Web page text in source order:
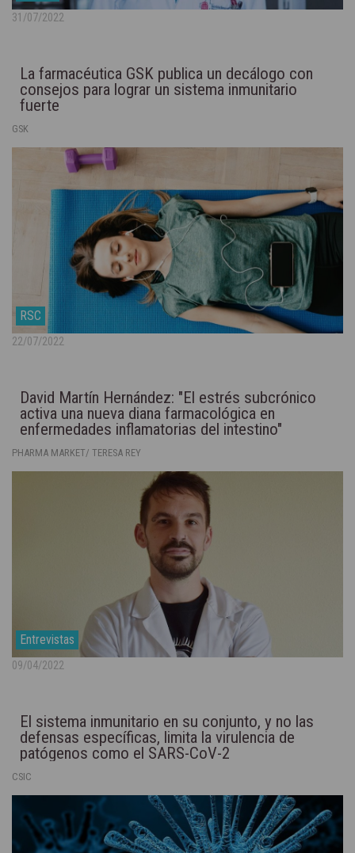
31/07/2022
La farmacéutica GSK publica un decálogo con
consejos para lograr un sistema inmunitario
fuerte
GSK
RSC
22/07/2022
David Martín Hernández: "El estrés subcrónico
activa una nueva diana farmacológica en
enfermedades inflamatorias del intestino"
PHARMA MARKET/ TERESA REY
Entrevistas
09/04/2022
El sistema inmunitario en su conjunto, y no las
defensas específicas, limita la virulencia de
patógenos como el SARS-CoV-2
CSIC